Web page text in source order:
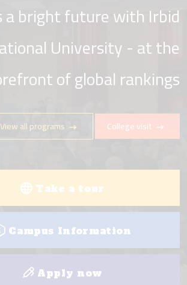
a bright future with Irbid
University - at the
of global rankings
College visit
View all programs
Take a tour
Campus Information
Apply now
National University -
academic career in an
that stimulates
creativity
View the latest updates about our university.